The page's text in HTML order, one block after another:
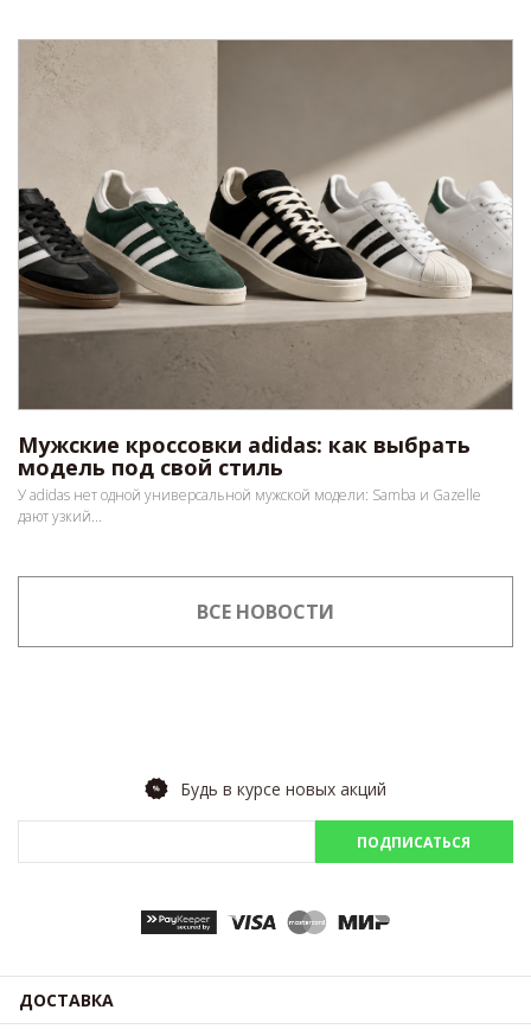
Мужские кроссовки adidas: как выбрать
модель под свой стиль
У adidas нет одной универсальной мужской модели: Samba и Gazelle
дают узкий...
ВСЕ НОВОСТИ
Будь в курсе новых акций
ПОДПИСАТЬСЯ
ДОСТАВКА